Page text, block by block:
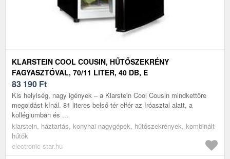
KLARSTEIN COOL COUSIN, HŰTŐSZEKRÉNY
FAGYASZTÓVAL, 70/11 LITER, 40 DB, E
ENERGIAHATÉKONYSÁGI OSZTÁLY, FEKETE
83 190 Ft
Kis helyiség, nagy igények – a Klarstein Cool Cousin mindkettőre
megoldást kínál. 81 literes belső tér elfér az íróasztal alatt, a
kollégiumban és ...
klarstein, háztartás, konyhai nagygépek, hűtőszekrények, kombinált
hűtők
electronic-star.hu